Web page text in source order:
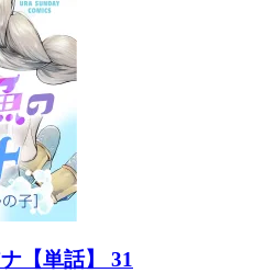
【単話】 31